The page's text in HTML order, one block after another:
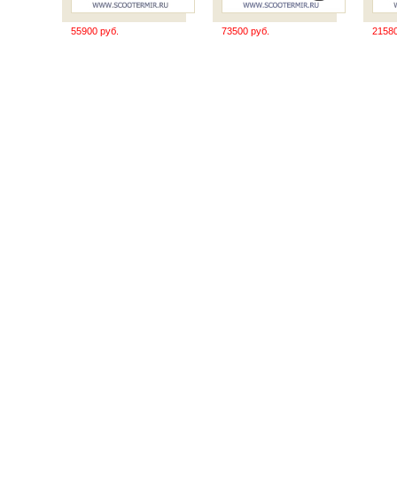
55900 руб. 73500 руб.